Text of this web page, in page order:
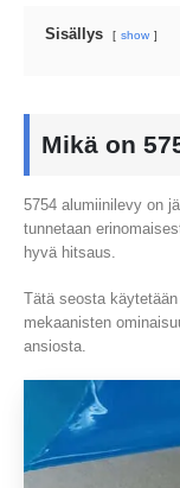
Sisällys show
Mikä on
5754 alumiinilevy on
tunnetaan
hyvä hitsaus.
Tätä seosta
mekaanisten
ansiosta.